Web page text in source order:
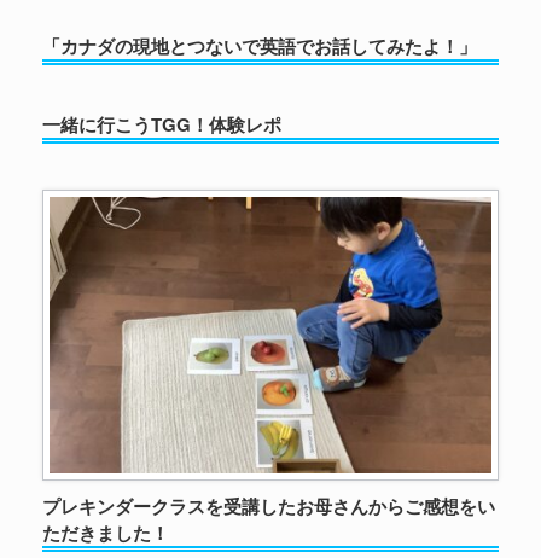
「カナダの現地とつないで英語でお話してみたよ！」
一緒に行こうTGG！体験レポ
プレキンダークラスを受講したお母さんからご感想をい
ただきました！